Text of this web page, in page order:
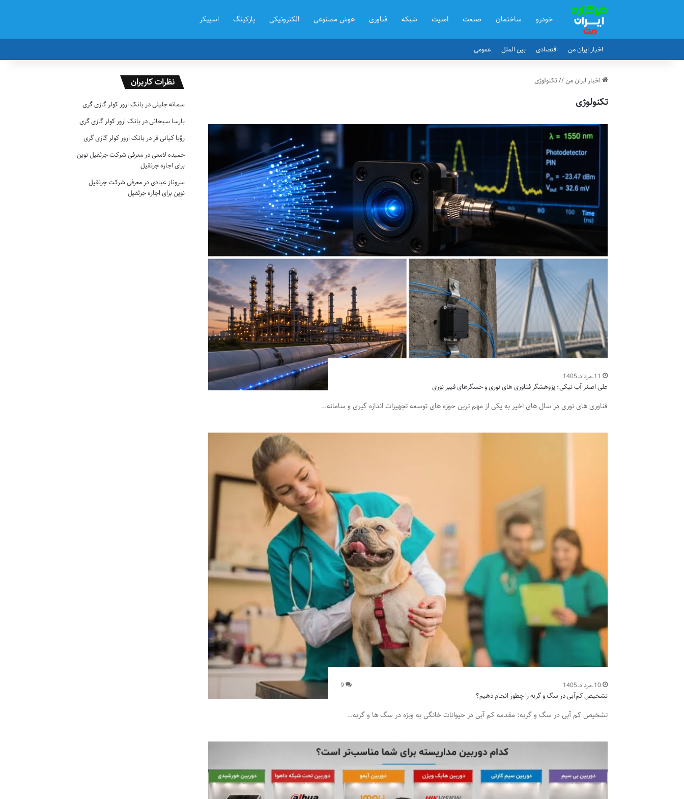
خودرو ساختمان صنعت امنیت شبکه فناوری هوش مصنوعی الکترونیکی پارکینگ اسپیکر
اخبار ایران من اقتصادی بین الملل عمومی
اخبار ایران من//تکنولوژی
تکنولوژی
11.مرداد.1405
علی اصغر آب نیکی؛ پژوهشگر فناوری های نوری و حسگرهای فیبر نوری
فناوری های نوری در سال های اخیر به یکی از مهم ترین حوزه های توسعه تجهیزات اندازه گیری و سامانه…
10.مرداد.1405 9
تشخیص کم‌آبی در سگ و گربه را چطور انجام دهیم؟
تشخیص کم آبی در سگ و گربه: مقدمه کم آبی در حیوانات خانگی به ویژه در سگ ها و گربه…
نظرات کاربران
سمانه جلیلیدر بانک ارور کولر گازی گری
پارسا سبحانیدر بانک ارور کولر گازی گری
رؤیا کیانی فر در بانک ارور کولر گازی گری
حمیده لامعیدر معرفی شرکت جرثقیل نوین
برای اجاره جرثقیل
سروناز عبادیدر معرفی شرکت جرثقیل
نوین برای اجاره جرثقیل